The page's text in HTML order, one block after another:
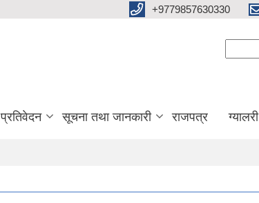
+9779857630330
प्रतिवेदन सूचना तथा जानकारी राजपत्र ग्यालरी